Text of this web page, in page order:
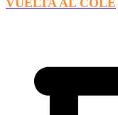
VUELTA AL COLE